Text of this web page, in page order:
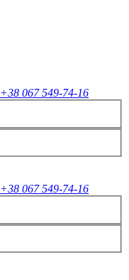
+38 067 549-74-16
+38 067 549-74-16